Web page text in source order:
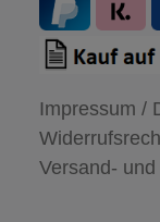
Impressum /
Versand-